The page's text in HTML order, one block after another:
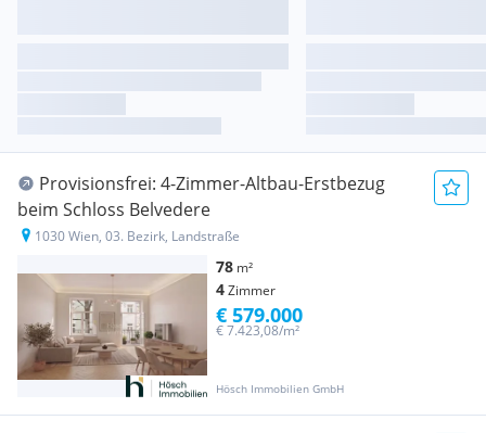
Provisionsfrei: 4-Zimmer-Altbau-Erstbezug
beim Schloss Belvedere
1030 Wien, 03. Bezirk, Landstraße
78 m²
4Zimmer
Hösch Immobilien GmbH
€ 7.423,08/m²
€ 579.000